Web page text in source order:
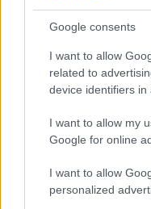
Google consents
I want to allow
related to
device identifiers in
I want to allow my
Google for online
I want to allow
personalized
«Πρέπει να
προχωράει» -